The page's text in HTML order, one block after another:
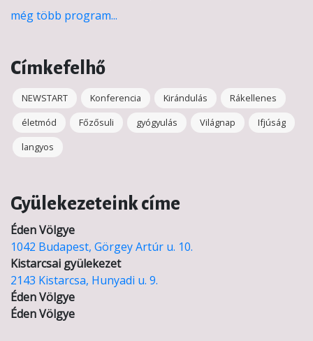
még több program...
Címkefelhő
NEWSTART Konferencia Kirándulás
Rákellenes
életmód
Főzősuli gyógyulás Világnap
Ifjúság
langyos
Gyülekezeteink címe
Éden Völgye
1042 Budapest, Görgey Artúr u. 10.
Kistarcsai gyülekezet
2143 Kistarcsa, Hunyadi u. 9.
Éden Völgye
Éden Völgye